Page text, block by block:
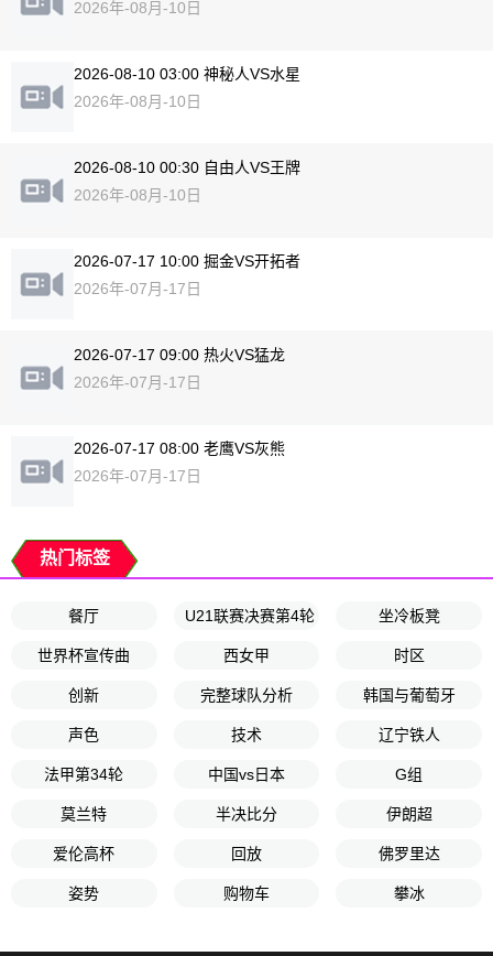
2026年-08月-10日
2026-08-10 03:00 神秘人VS水星
2026年-08月-10日
2026-08-10 00:30 自由人VS王牌
2026年-08月-10日
2026-07-17 10:00 掘金VS开拓者
2026年-07月-17日
2026-07-17 09:00 热火VS猛龙
2026年-07月-17日
2026-07-17 08:00 老鹰VS灰熊
2026年-07月-17日
热门标签
餐厅 U21联赛决赛第4轮 坐冷板凳
世界杯宣传曲 西女甲 时区
创新 完整球队分析 韩国与葡萄牙
声色 技术 辽宁铁人
法甲第34轮 中国vs日本 G组
莫兰特 半决比分 伊朗超
爱伦高杯 回放 佛罗里达
姿势 购物车 攀冰